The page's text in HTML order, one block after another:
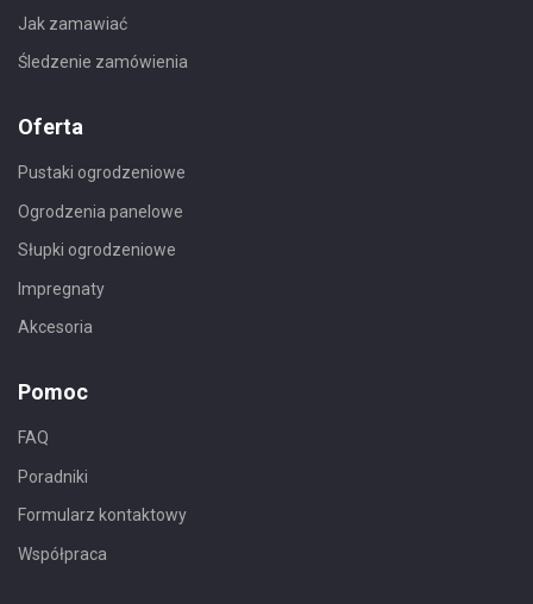
Jak zamawiać
Śledzenie zamówienia
Oferta
Pustaki ogrodzeniowe
Ogrodzenia panelowe
Słupki ogrodzeniowe
Impregnaty
Akcesoria
Pomoc
FAQ
Poradniki
Formularz kontaktowy
Współpraca